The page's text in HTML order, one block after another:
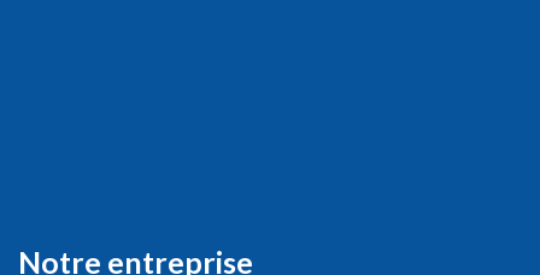
Notre entreprise